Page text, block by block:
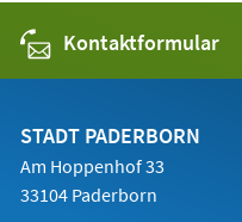
Kontaktformular
STADT PADERBORN
Am Hoppenhof 33
33104 Paderborn